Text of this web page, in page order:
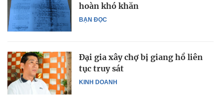
BẠN ĐỌC
hoàn khó khăn
KINH DOANH
Đại gia xây chợ bị giang hồ liên
tục truy sát